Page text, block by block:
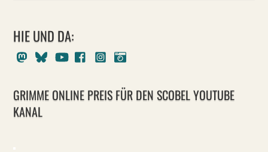
HIE UND DA:
MastodonBlueskyYoutubeFacebookInstagram
GRIMME ONLINE PREIS FÜR DEN SCOBEL YOUTUBE
KANAL